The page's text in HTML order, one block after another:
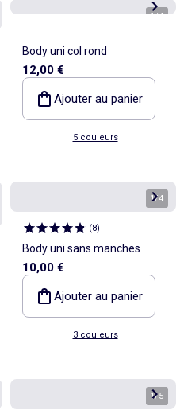
1/4
Body uni col rond
12,00 €
Ajouter au panier
5 couleurs
1/4
(8)
Body uni sans manches
10,00 €
Ajouter au panier
3 couleurs
1/5